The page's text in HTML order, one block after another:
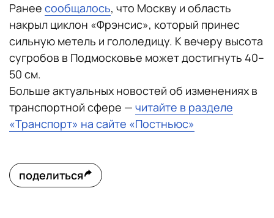
Ранее сообщалось, что Москву и область
накрыл циклон «Фрэнсис», который принес
сильную метель и гололедицу. К вечеру высота
сугробов в Подмосковье может достигнуть 40–
50 см.
Больше актуальных новостей об изменениях в
транспортной сфере — читайте в разделе
«Транспорт» на сайте «Постньюс»
поделиться